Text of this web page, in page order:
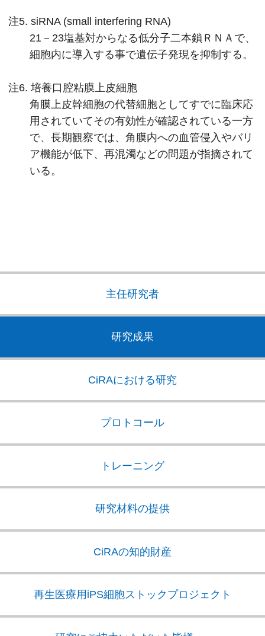
注5. siRNA (small interfering RNA)
21－23塩基対からなる低分子二本鎖ＲＮＡで、
細胞内に導入する事で遺伝子発現を抑制する。
注6. 培養口腔粘膜上皮細胞
角膜上皮幹細胞の代替細胞としてすでに臨床応
用されていてその有効性が確認されている一方
で、長期観察では、角膜内への血管侵入やバリ
ア機能が低下、再混濁などの問題が指摘されて
いる。
主任研究者
研究成果
CiRAにおける研究
プロトコール
トレーニング
研究材料の提供
CiRAの知的財産
再生医療用iPS細胞ストックプロジェクト